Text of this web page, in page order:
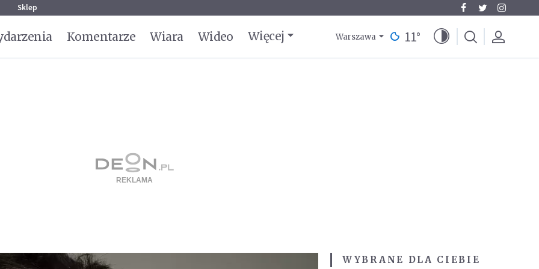
Sklep
Komentarze Wiara Wideo Więcej Warszawa 11°
WYBRANE DLA CIEBIE